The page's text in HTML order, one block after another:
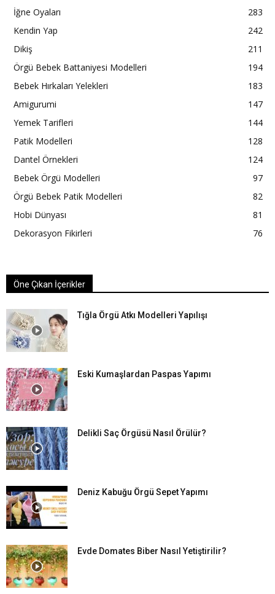
İğne Oyaları
283
Kendin Yap
242
Dikiş
211
Örgü Bebek Battaniyesi Modelleri
194
Bebek Hırkaları Yelekleri
183
Amigurumi
147
Yemek Tarifleri
144
Patik Modelleri
128
Dantel Örnekleri
124
Bebek Örgü Modelleri
97
Örgü Bebek Patik Modelleri
82
Hobi Dünyası
81
Dekorasyon Fikirleri
76
Öne Çıkan İçerikler
Tığla Örgü Atkı Modelleri Yapılışı
Eski Kumaşlardan Paspas Yapımı
Delikli Saç Örgüsü Nasıl Örülür?
Deniz Kabuğu Örgü Sepet Yapımı
Evde Domates Biber Nasıl Yetiştirilir?